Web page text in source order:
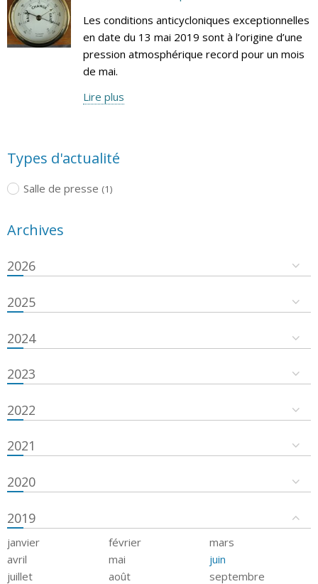
Les conditions anticycloniques exceptionnelles
en date du 13 mai 2019 sont à l’origine d’une
pression atmosphérique record pour un mois
de mai.
Lire plus
Types d'actualité
Salle de presse (1)
Archives
2026
2025
2024
2023
2022
2021
2020
2019
janvier février
mars
avril
mai
juin
juillet
août
septembre